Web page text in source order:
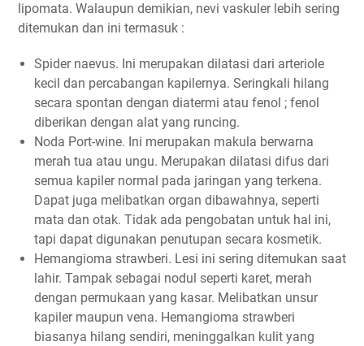
lipomata. Walaupun demikian, nevi vaskuler lebih sering
ditemukan dan ini termasuk :
Spider naevus. Ini merupakan dilatasi dari arteriole
kecil dan percabangan kapilernya. Seringkali hilang
secara spontan dengan diatermi atau fenol ; fenol
diberikan dengan alat yang runcing.
Noda Port-wine. Ini merupakan makula berwarna
merah tua atau ungu. Merupakan dilatasi difus dari
semua kapiler normal pada jaringan yang terkena.
Dapat juga melibatkan organ dibawahnya, seperti
mata dan otak. Tidak ada pengobatan untuk hal ini,
tapi dapat digunakan penutupan secara kosmetik.
Hemangioma strawberi. Lesi ini sering ditemukan saat
lahir. Tampak sebagai nodul seperti karet, merah
dengan permukaan yang kasar. Melibatkan unsur
kapiler maupun vena. Hemangioma strawberi
biasanya hilang sendiri, meninggalkan kulit yang